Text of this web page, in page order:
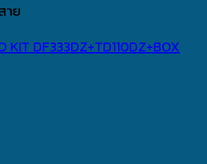
าย
KIT DF333DZ+TD110DZ+BOX